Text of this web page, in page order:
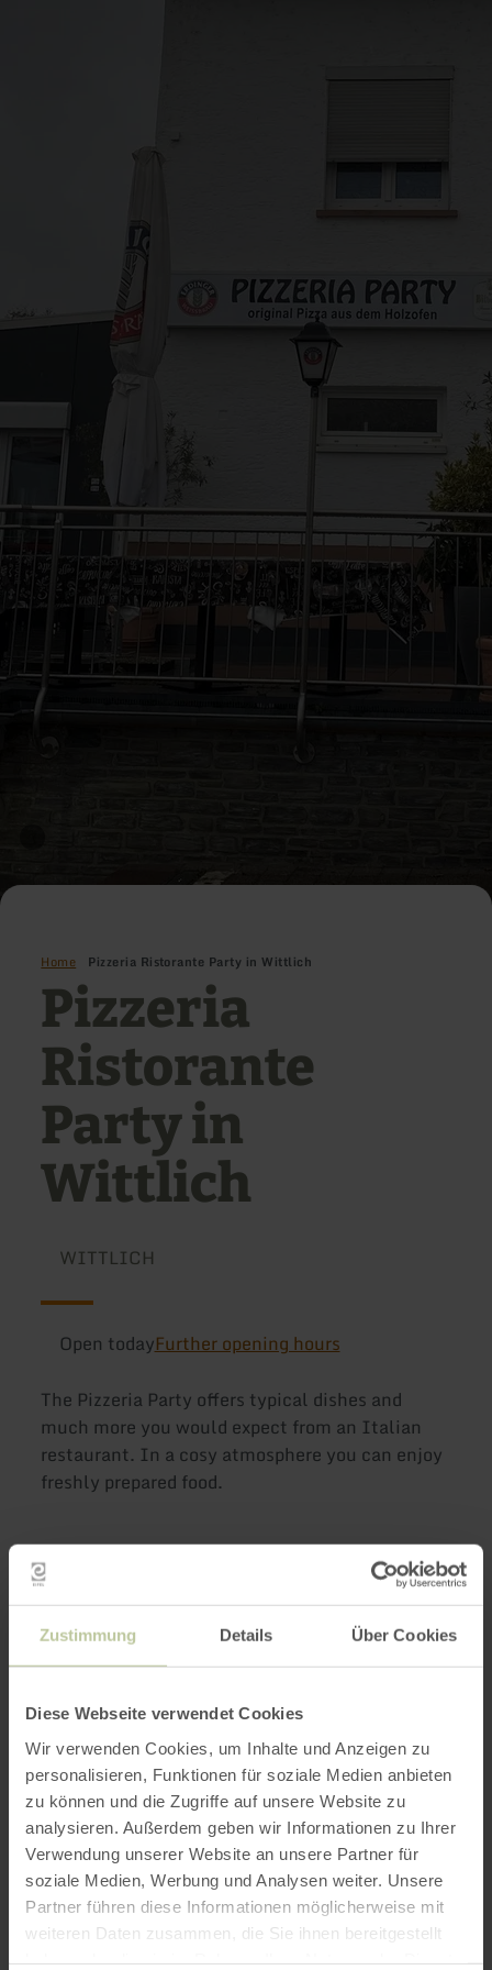
Zustimmung Details Über Cookies
Diese Webseite verwendet Cookies
Wir verwenden Cookies, um Inhalte und Anzeigen zu
personalisieren, Funktionen für soziale Medien anbieten
zu können und die Zugriffe auf unsere Website zu
analysieren. Außerdem geben wir Informationen zu Ihrer
Verwendung unserer Website an unsere Partner für
soziale Medien, Werbung und Analysen weiter. Unsere
Partner führen diese Informationen möglicherweise mit
weiteren Daten zusammen, die Sie ihnen bereitgestellt
Home Pizzeria Ristorante Party in Wittlich
Pizzeria
Ristorante
Party in
Wittlich
WITTLICH
Open todayFurther opening hours
The Pizzeria Party offers typical dishes and
much more you would expect from an Italian
restaurant. In a cosy atmosphere you can enjoy
freshly prepared food.
Further
information
Opening hours
Categories
Impressions